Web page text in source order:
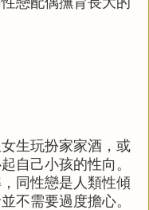
生玩扮家家酒，或
自己小孩的性向。
同性戀是人類性傾
不需要過度擔心。